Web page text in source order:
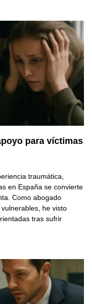
para víctimas
traumática,
en España se convierte
Como abogado
he visto
tras sufrir